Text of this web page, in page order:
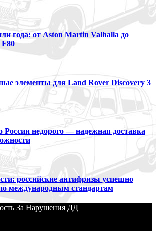
года: от Aston Martin Valhalla до
F80
элементы для Land Rover Discovery 3
России недорого — надежная доставка
российские антифризы успешно
международным стандартам
За Нарушения ДД